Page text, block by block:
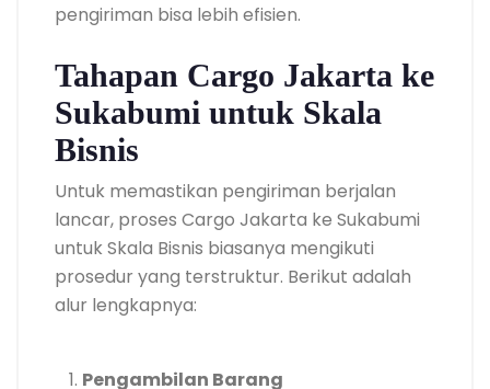
pengiriman bisa lebih efisien.
Tahapan Cargo Jakarta ke
Sukabumi untuk Skala
Bisnis
Untuk memastikan pengiriman berjalan
lancar, proses Cargo Jakarta ke Sukabumi
untuk Skala Bisnis biasanya mengikuti
prosedur yang terstruktur. Berikut adalah
alur lengkapnya:
Pengambilan Barang